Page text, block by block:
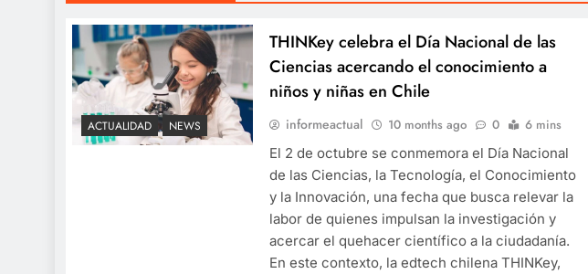
ACTUALIDAD NEWS
THINKey celebra el Día Nacional de las
Ciencias acercando el conocimiento a
niños y niñas en Chile
informeactual 10 months ago 0
6 mins
El 2 de octubre se conmemora el Día Nacional
de las Ciencias, la Tecnología, el Conocimiento
y la Innovación, una fecha que busca relevar la
labor de quienes impulsan la investigación y
acercar el quehacer científico a la ciudadanía.
En este contexto, la edtech chilena THINKey,